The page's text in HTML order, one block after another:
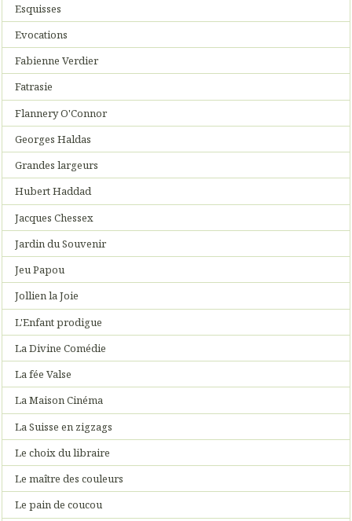
Esquisses
Evocations
Fabienne Verdier
Fatrasie
Flannery O'Connor
Georges Haldas
Grandes largeurs
Hubert Haddad
Jacques Chessex
Jardin du Souvenir
Jeu Papou
Jollien la Joie
L'Enfant prodigue
La Divine Comédie
La fée Valse
La Maison Cinéma
La Suisse en zigzags
Le choix du libraire
Le maître des couleurs
Le pain de coucou